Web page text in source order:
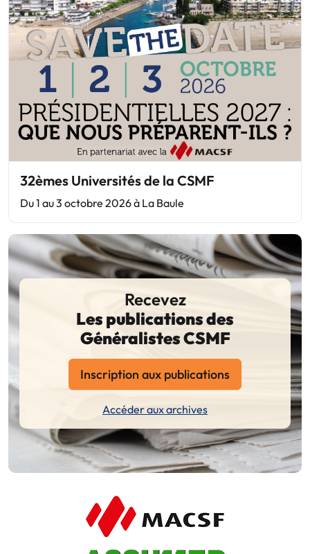
32èmes Universités de la CSMF
Du 1 au 3 octobre 2026 à La Baule
Recevez
Les publications des
Généralistes CSMF
Inscription aux publications
Accéder aux archives